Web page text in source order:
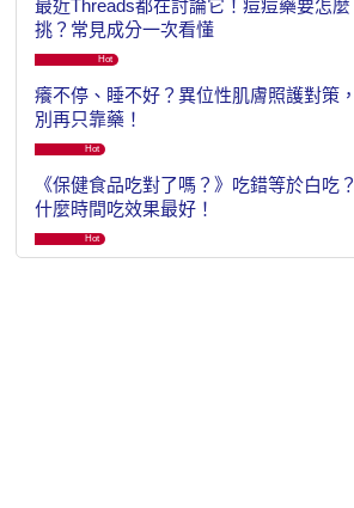
最近Threads都在討論它！痘痘藥要怎麼
挑？常見成分一次看懂
Hot
癢不停、睡不好？異位性肌膚照護對策，
別再只靠藥！
Hot
《保健食品吃對了嗎？》吃錯等於白吃？
什麼時間吃效果最好！
Hot